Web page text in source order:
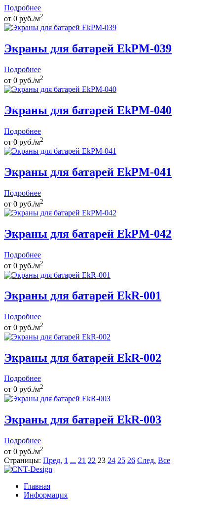
Подробнее
от 0 руб./м2
Экраны для батарей EkPM-039
Подробнее
от 0 руб./м2
Экраны для батарей EkPM-040
Подробнее
от 0 руб./м2
Экраны для батарей EkPM-041
Подробнее
от 0 руб./м2
Экраны для батарей EkPM-042
Подробнее
от 0 руб./м2
Экраны для батарей EkR-001
Подробнее
от 0 руб./м2
Экраны для батарей EkR-002
Подробнее
от 0 руб./м2
Экраны для батарей EkR-003
Подробнее
от 0 руб./м2
Страницы: Пред. 1 ... 21 22 23 24 25 26 След. Все
Главная
Информация